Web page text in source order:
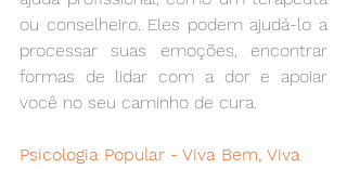
ou conselheiro. Eles podem ajudá-lo a
processar suas emoções, encontrar
formas de lidar com a dor e apoiar
você no seu caminho de cura.
Psicologia Popular - Viva Bem, Viva